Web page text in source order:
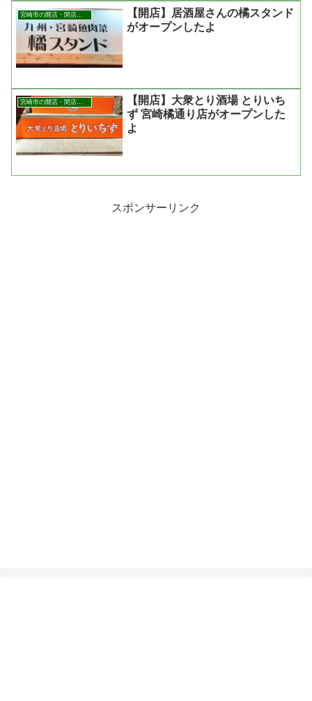
【開店】居酒屋さんの橘スタンド
がオープンしたよ
宮崎市の開店・閉店まとめ
【開店】大衆とり酒場 とりいち
ず 宮崎橘通り店がオープンした
よ
スポンサーリンク